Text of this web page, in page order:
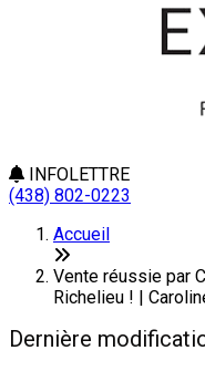
INFOLETTRE
(438) 802-0223
Accueil
Vente réussie par
Richelieu ! |
Dernière